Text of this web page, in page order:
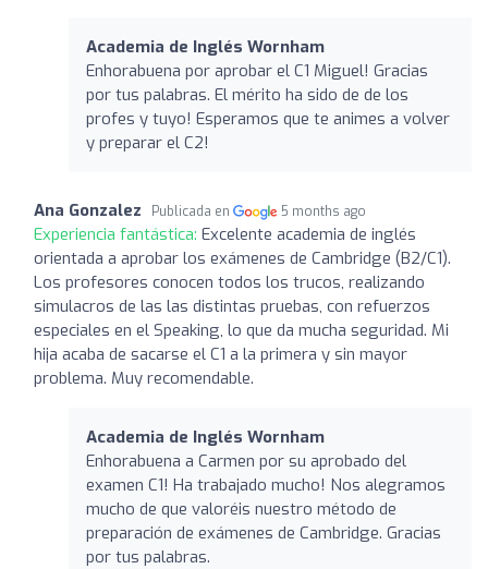
Academia de Inglés Wornham
Enhorabuena por aprobar el C1 Miguel! Gracias
por tus palabras. El mérito ha sido de de los
profes y tuyo! Esperamos que te animes a volver
y preparar el C2!
Ana Gonzalez Publicada en 5 months ago
Experiencia fantástica: Excelente academia de inglés
orientada a aprobar los exámenes de Cambridge (B2/C1).
Los profesores conocen todos los trucos, realizando
simulacros de las las distintas pruebas, con refuerzos
especiales en el Speaking, lo que da mucha seguridad. Mi
hija acaba de sacarse el C1 a la primera y sin mayor
problema. Muy recomendable.
Academia de Inglés Wornham
Enhorabuena a Carmen por su aprobado del
examen C1! Ha trabajado mucho! Nos alegramos
mucho de que valoréis nuestro método de
preparación de exámenes de Cambridge. Gracias
por tus palabras.